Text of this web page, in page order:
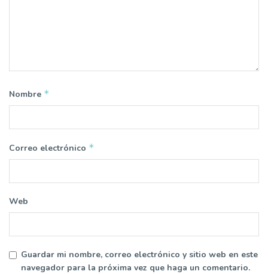
Nombre *
Correo electrónico *
Web
Guardar mi nombre, correo electrónico y sitio web en este
navegador para la próxima vez que haga un comentario.